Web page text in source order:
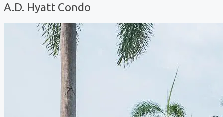
A.D. Hyatt Condo